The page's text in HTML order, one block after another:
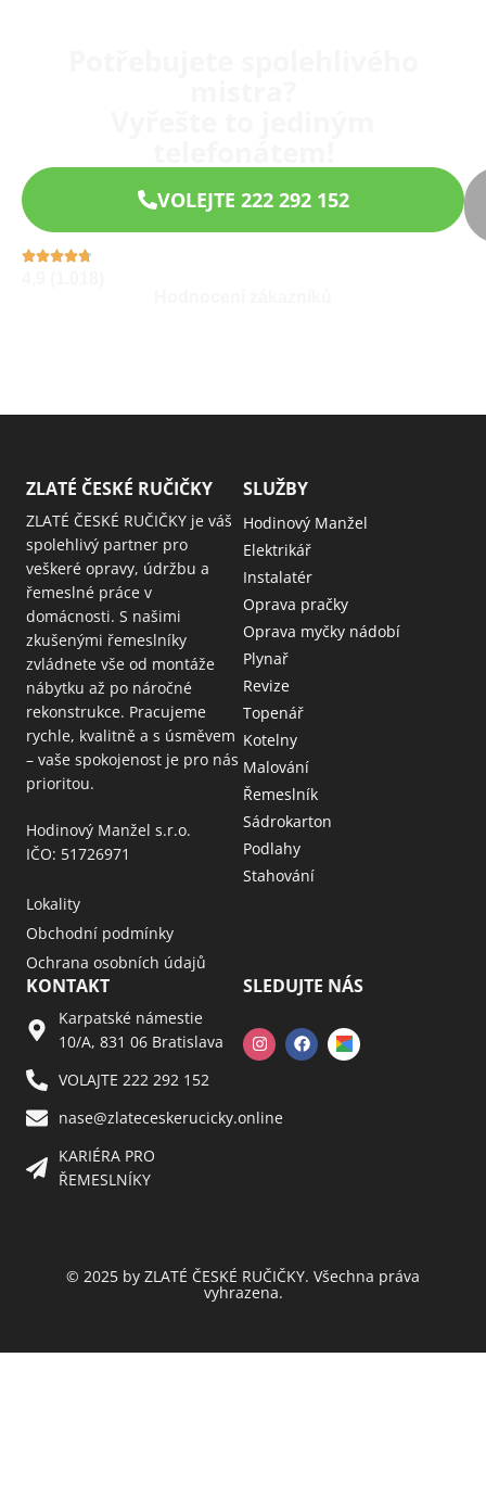
VOLEJTE 222 292 152
ZLATÉ ČESKÉ RUČIČKY
ZLATÉ ČESKÉ RUČIČKY je váš
spolehlivý partner pro
veškeré opravy, údržbu a
řemeslné práce v
domácnosti. S našimi
zkušenými řemeslníky
zvládnete vše od montáže
nábytku až po náročné
rekonstrukce. Pracujeme
rychle, kvalitně a s úsměvem
– vaše spokojenost je pro nás
prioritou.
Hodinový Manžel s.r.o.
IČO: 51726971
Lokality
Obchodní podmínky
Ochrana osobních údajů
SLUŽBY
Hodinový Manžel
Elektrikář
Instalatér
Oprava pračky
Oprava myčky nádobí
Plynař
Revize
Topenář
Kotelny
Malování
Řemeslník
Sádrokarton
Podlahy
Stahování
KONTAKT
Karpatské námestie
10/A, 831 06 Bratislava
VOLAJTE 222 292 152
nase@zlateceskerucicky.online
KARIÉRA PRO
ŘEMESLNÍKY
SLEDUJTE NÁS
© 2025 by ZLATÉ ČESKÉ RUČIČKY. Všechna práva
vyhrazena.